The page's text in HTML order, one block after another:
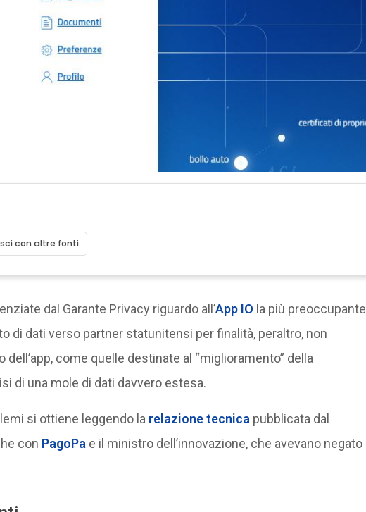
con altre fonti
dal Garante Privacy riguardo all’App IO la più preoccupante
di dati verso partner statunitensi per finalità, peraltro, non
come quelle destinate al “miglioramento” della
di una mole di dati davvero estesa.
si ottiene leggendo la relazione tecnica pubblicata dal
con PagoPa e il ministro dell’innovazione, che avevano negato